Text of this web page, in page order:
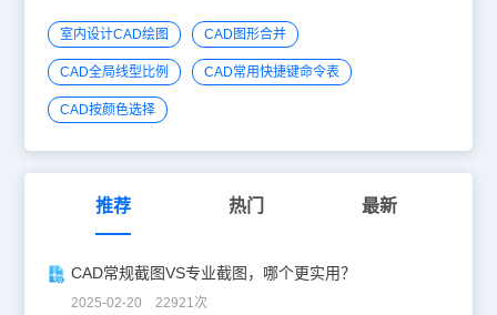
内容，可以设置为窗口、范围（所有图形）、图形界限（LIMITS设置
的范围）。如果我们在下拉列表中选择“窗口”，打印对话框就会关
闭，命令行提示我们拾取打印范围的对角点，选择打印区域后会返回
打印对话框。 5、设置打印比例 打印比例软件默认为布满图纸，如果
是正式打印就需要严格按照图纸上标明的打印比例去打印，例如选择
1：2。 在下图所示的地方有一个粗略的预览，可以看出图形在纸张
始打印。 以上都严格设置好以后，就可以进行图纸打印了，快去试
室内设计CAD绘图 CAD图形合并
CAD全局线型比例 CAD常用快捷键命令表
CAD按颜色选择
推荐 热门 最新
CAD常规截图VS专业截图，哪个更实用？
2025-02-20 22921次